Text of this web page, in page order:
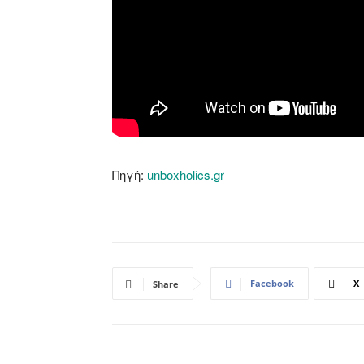
Πηγή: unboxholics.gr
Share Facebook X